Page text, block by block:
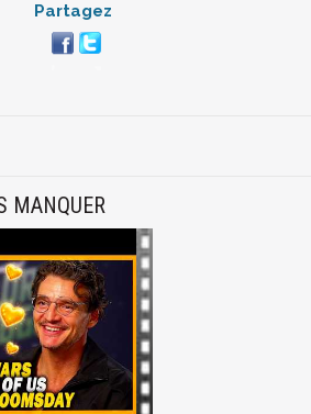
Partagez
MANQUER